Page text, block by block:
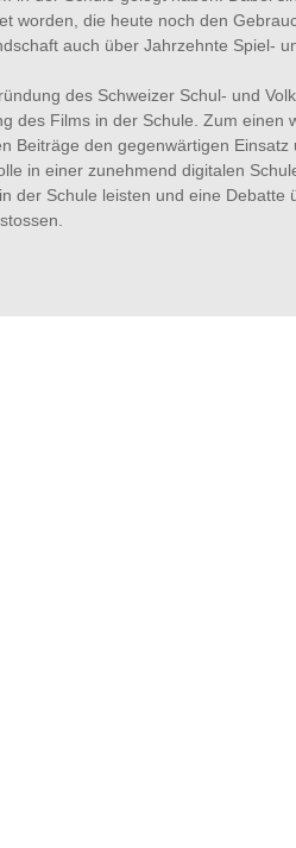
worden, die heute noch den
auch über Jahrzehnte Spiel-
des Schweizer Schul- und
des Films in der Schule. Zum einen
Beiträge den gegenwärtigen
in einer zunehmend digitalen
der Schule leisten und eine Debatte